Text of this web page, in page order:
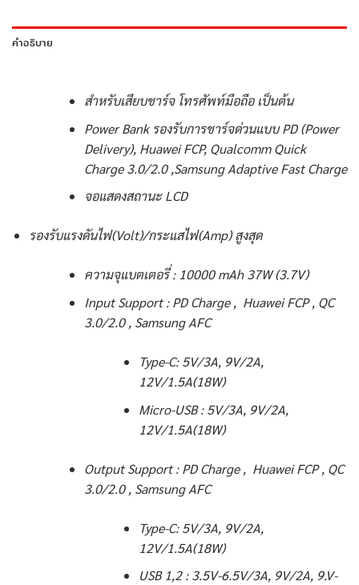
คำอธิบาย
สำหรับเสียบชาร์จ โทรศัพท์มือถือ เป็นต้น
Power Bank รองรับการชาร์จด่วนแบบ PD (Power
Delivery), Huawei FCP, Qualcomm Quick
Charge 3.0/2.0 ,Samsung Adaptive Fast Charge
จอแสดงสถานะ LCD
รองรับแรงดันไฟ(Volt)/กระแสไฟ(Amp) สูงสุด
ความจุแบตเตอรี่ : 10000 mAh 37W (3.7V)
Input Support : PD Charge , Huawei FCP , QC
3.0/2.0 , Samsung AFC
Type-C: 5V/3A, 9V/2A,
12V/1.5A(18W)
Micro-USB : 5V/3A, 9V/2A,
12V/1.5A(18W)
Output Support : PD Charge , Huawei FCP , QC
3.0/2.0 , Samsung AFC
Type-C: 5V/3A, 9V/2A,
12V/1.5A(18W)
USB 1,2 : 3.5V-6.5V/3A, 9V/2A, 9.V-